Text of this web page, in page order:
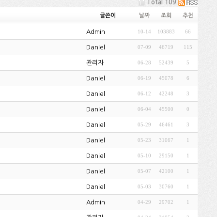
Total 109
글쓴이 날짜 조회 추천
Admin 10-14 103883 66
Daniel 07-09 46719 115
관리자 06-28 52439 5
Daniel 06-19 45078 6
Daniel 06-12 42248 3
Daniel 06-04 45500 0
Daniel 05-29 46461 3
Daniel 05-23 31067 1
Daniel 05-10 29150 1
Daniel 05-07 42100 1
Daniel 05-03 30760 1
Admin 04-29 29702 1